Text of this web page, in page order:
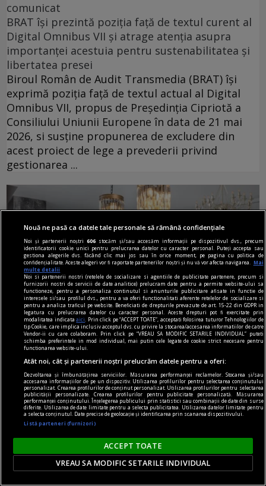
comunicat
BRAT își prezintă poziția față de textul curent al
Digital Omnibus VII și atrage atenția asupra
importanței acestuia pentru sustenabilitatea și
libertatea presei
Biroul Român de Audit Transmedia (BRAT) își
exprimă poziția față de textul actual al Digital
Omnibus VII, propus de Președinția Cipriotă a
Consiliului Uniunii Europene în data de 21 mai
2026, si susține propunerea de excludere din
acest proiect de lege a prevederii privind
gestionarea ...
confort
Produse esențiale pentru confortul casei tale
Confortul unei locuințe nu este dat doar de
dimensiunea spațiului sau de aspectul
mobilierului, ci de modul în care toate
elementele funcționează împreună pentru a crea
Nouă ne pasă ca datele tale personale să rămână confidențiale
Noi și partenerii noștri606 stocăm și/sau accesăm informații pe dispozitivul dvs., precum
identificatorii cookie unici pentru prelucrarea datelor cu caracter personal. Puteți accepta sau
gestiona alegerile dvs. făcând clic mai jos sau în orice moment, pe pagina cu politica de
confidențialitate. Aceste alegeri vor fi raportate partenerilor noștri și nu vă vor afecta navigarea.
Mai
multe detalii
Noi si partenerii nostri (retelele de socializare si agentiile de publicitate partenere, precum si
furnizorii nostri de servicii de date analitice) prelucram date pentru a permite website-ului sa
functioneze, pentru a personaliza continutul si anunturile publicitare afisate in functie de
interesele si/sau profilul dvs., pentru a va oferi functionalitati aferente retelelor de socializare si
pentru a analiza traficul pe website. Beneficiati de drepturile prevazute de art. 15-22 din GDPR in
legatura cu prelucrarea datelor cu caracter personal. Aceste drepturi pot fi exercitate prin
modalitatea indicataaici
. Prin click pe “ACCEPT TOATE”, acceptati folosirea tuturor Tehnologiilor de
tip Cookie, care implica inclusiv acceptul dvs. cu privire la stocarea/accesarea informatiilor de catre
Vendor-ii cu care colaboram. Prin click pe “VREAU SA MODIFIC SETARILE INDIVIDUAL” puteti
schimba preferintele in mod individual, mai putin cele legate de cookie strict necesare pentru
functionarea website-ului.
Atât noi, cât și partenerii noștri prelucrăm datele pentru a oferi:
Dezvoltarea și îmbunătățirea serviciilor. Măsurarea performanței reclamelor. Stocarea și/sau
accesarea informațiilor de pe un dispozitiv. Utilizarea profilurilor pentru selectarea conținutului
personalizat. Crearea profilurilor de conținut personalizat. Utilizarea profilurilor pentru selectarea
publicității personalizate. Crearea profilurilor pentru publicitate personalizată. Măsurarea
performanței conținutului. Înțelegerea publicului prin statistici sau combinații de date din surse
diferite. Utilizarea de date limitate pentru a selecta publicitatea. Utilizarea datelor limitate pentru
a selecta conținutul. Date precise de geolocație și identificarea prin scanarea dispozitivului.
Listă parteneri (furnizori)
ACCEPT TOATE
VREAU SA MODIFIC SETARILE INDIVIDUAL